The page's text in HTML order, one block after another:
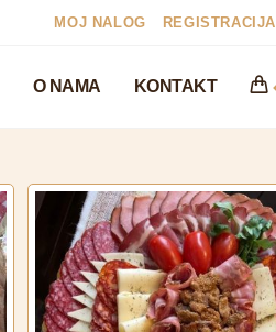
MOJ NALOG REGISTRACIJA
O NAMA KONTAKT